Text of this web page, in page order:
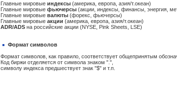
Главные мировые индексы (америка, европа, азия/т.океан)
Главные мировые фьючерсы (акции, индексы, финансы, энергия,
Главные мировые валюты (форекс, фьючерсы)
Главные мировые акции (америка, европа, азия/т.океан)
ADR/ADS на российские акции (NYSE, Pink Sheets, LSE)
Формат символов
Формат символов, как правило, соответствует общепринятым
Код биржи отделяется от символа знаком ".",
символу индекса предшествует знак "$" и т.п.